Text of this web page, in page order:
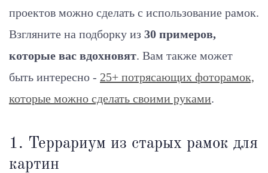
проектов можно сделать с использование рамок.
Взгляните на подборку из 30 примеров,
которые вас вдохновят. Вам также может
быть интересно - 25+ потрясающих фоторамок,
которые можно сделать своими руками.
1. Террариум из старых рамок для
картин